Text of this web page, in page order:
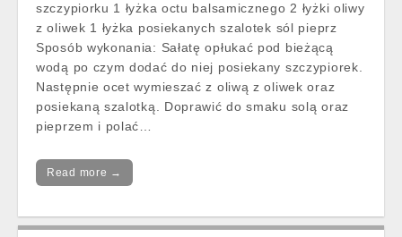
szczypiorku 1 łyżka octu balsamicznego 2 łyżki oliwy
z oliwek 1 łyżka posiekanych szalotek sól pieprz
Sposób wykonania: Sałatę opłukać pod bieżącą
wodą po czym dodać do niej posiekany szczypiorek.
Następnie ocet wymieszać z oliwą z oliwek oraz
posiekaną szalotką. Doprawić do smaku solą oraz
pieprzem i polać…
Read more →